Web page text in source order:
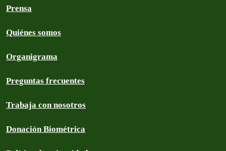
Prensa
Quiénes somos
Organigrama
Preguntas frecuentes
Trabaja con nosotros
Donación Biométrica